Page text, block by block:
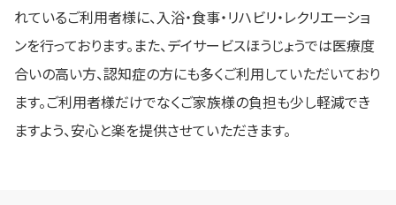
れているご利用者様に、入浴・食事・リハビリ・レクリエーショ
ンを行っております。また、デイサービスほうじょうでは医療度
合いの高い方、認知症の方にも多くご利用していただいており
ます。ご利用者様だけでなくご家族様の負担も少し軽減でき
ますよう、安心と楽を提供させていただきます。